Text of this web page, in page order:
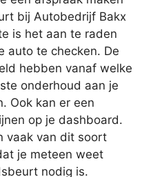
bij Autobedrijf Bakx
is het aan te raden
auto te checken. De
hebben vanaf welke
onderhoud aan je
Ook kan er een
op je dashboard.
vaak van dit soort
je meteen weet
nodig is.